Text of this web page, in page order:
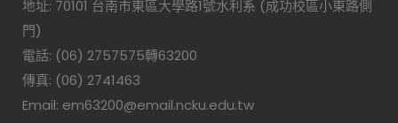
地址: 70101 台南市東區大學路1號水利系 (成功校區小東路側
門)
電話: (06) 2757575轉63200
傳真: (06) 2741463
Email: em63200@email.ncku.edu.tw